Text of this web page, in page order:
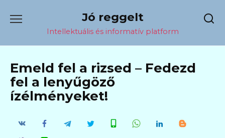
содержанию
Jó reggelt
Intellektuális és informatív platform
Emeld fel a rizsed – Fedezd
fel a lenyűgöző
ízélményeket!